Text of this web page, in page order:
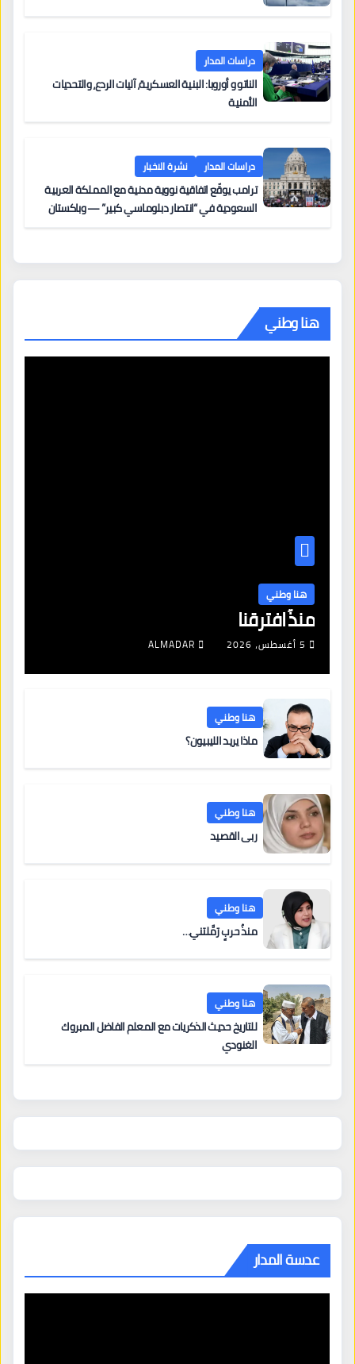
دراسات المدار
الناتو و أوروبا: البنية العسكرية، آليات الردع، والتحديات
الأمنية
دراسات المدار نشرة الاخبار
ترامب يوقّع اتفاقية نووية مدنية مع المملكة العربية
السعودية في “انتصار دبلوماسي كبير” — وباكستان
هنا وطني
هنا وطني
منذُ افترقنا
5 أغسطس، 2026 ALMADAR
هنا وطني
ماذا يريد الليبيون؟
هنا وطني
ربى القصيد
هنا وطني
منذُ حربٍ رَمَّلتني…
هنا وطني
للتاريخ حديث الذكريات مع المعلم الفاضل المبروك
الغنودي
عدسة المدار